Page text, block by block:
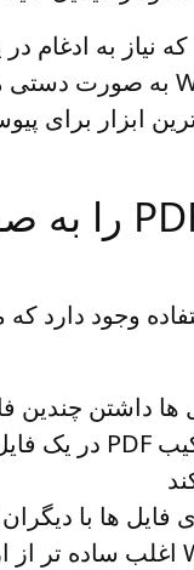
ها
فایل ها با دیگران